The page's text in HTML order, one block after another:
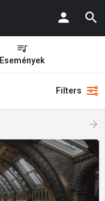
Események
Filters